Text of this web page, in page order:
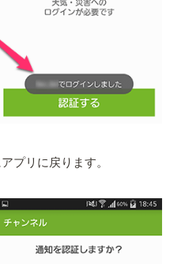
プリに戻ります。